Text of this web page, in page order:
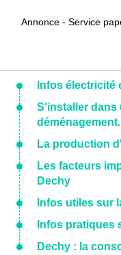
Annonce - Service
Infos électricité
S'installer dans
déménagement.
La production
Les facteurs
Dechy
Infos utiles sur
Infos pratiques
Dechy : la